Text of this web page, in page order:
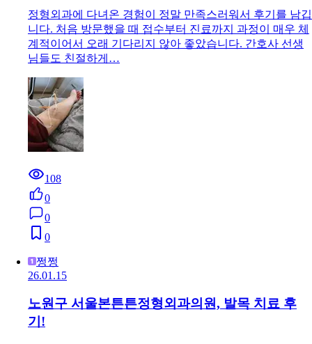
정형외과에 다녀온 경험이 정말 만족스러워서 후기를 남깁
니다. 처음 방문했을 때 접수부터 진료까지 과정이 매우 체
계적이어서 오래 기다리지 않아 좋았습니다. 간호사 선생
님들도 친절하게…
108
0
0
0
쩡쩡
26.01.15
노원구 서울본튼튼정형외과의원, 발목 치료 후
기!